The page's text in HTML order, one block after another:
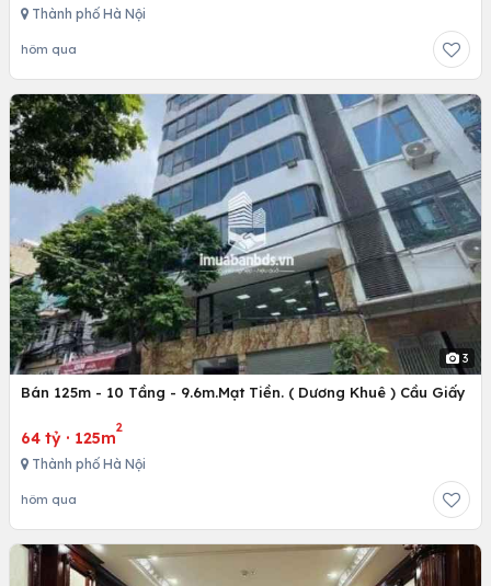
Thành phố Hà Nội
hôm qua
3
Bán 125m - 10 Tầng - 9.6m.Mạt Tiền. ( Dương Khuê ) Cầu Giấy
64 tỷ · 125m
2
Thành phố Hà Nội
hôm qua